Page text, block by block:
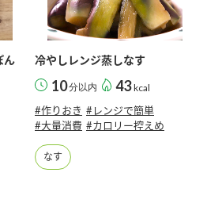
ん
冷やしレンジ蒸しなす
10分以内 43 kcal
#作りおき #レンジで簡単
#大量消費 #カロリー控えめ
なす